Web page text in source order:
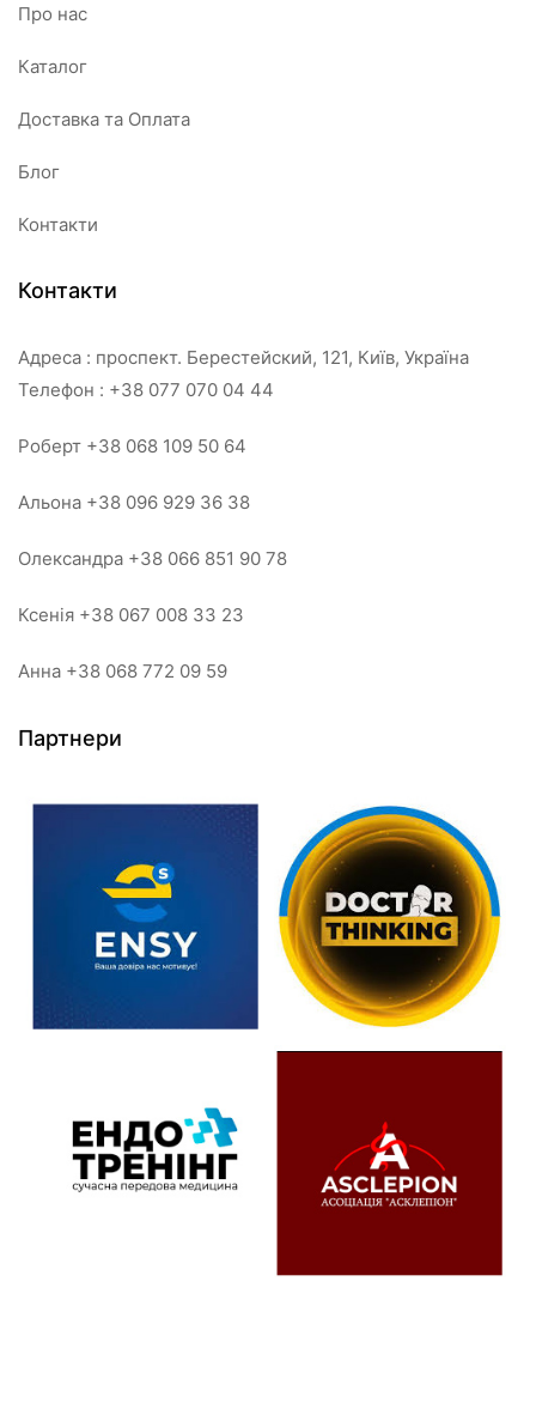
Про нас
Каталог
Доставка та Оплата
Блог
Контакти
Контакти
Адреса : проспект. Берестейский, 121, Київ, Україна
Телефон : +38 077 070 04 44
Роберт +38 068 109 50 64
Альона +38 096 929 36 38
Олександра +38 066 851 90 78
Ксенія +38 067 008 33 23
Анна +38 068 772 09 59
Партнери